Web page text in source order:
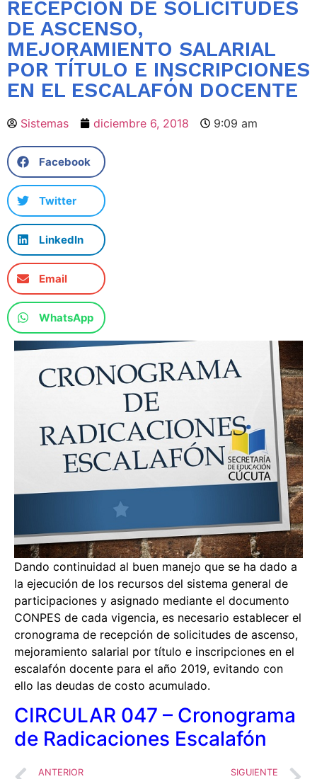
RECEPCIÓN DE SOLICITUDES
DE ASCENSO,
MEJORAMIENTO SALARIAL
POR TÍTULO E INSCRIPCIONES
EN EL ESCALAFÓN DOCENTE
Sistemas diciembre 6, 2018 9:09 am
Facebook
Twitter
LinkedIn
Email
WhatsApp
Dando continuidad al buen manejo que se ha dado a
la ejecución de los recursos del sistema general de
participaciones y asignado mediante el documento
CONPES de cada vigencia, es necesario establecer el
cronograma de recepción de solicitudes de ascenso,
mejoramiento salarial por título e inscripciones en el
escalafón docente para el año 2019, evitando con
ello las deudas de costo acumulado.
CIRCULAR 047 – Cronograma
de Radicaciones Escalafón
ANTERIOR SIGUIENTE